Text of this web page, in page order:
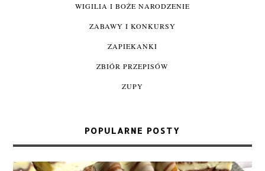
WIGILIA I BOŻE NARODZENIE
ZABAWY I KONKURSY
ZAPIEKANKI
ZBIÓR PRZEPISÓW
ZUPY
POPULARNE POSTY